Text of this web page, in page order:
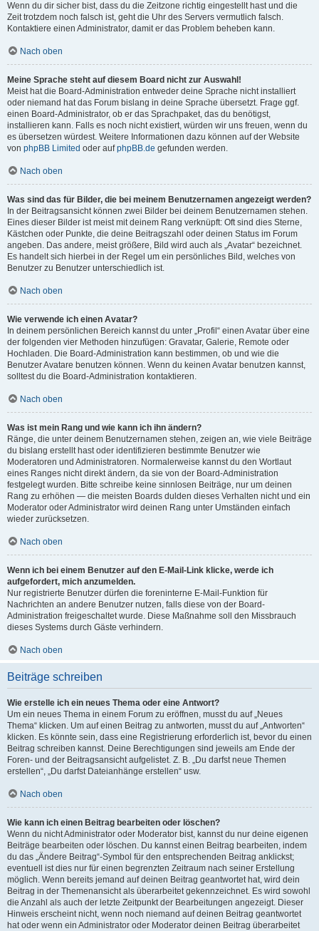
Wenn du dir sicher bist, dass du die Zeitzone richtig eingestellt hast und die
Zeit trotzdem noch falsch ist, geht die Uhr des Servers vermutlich falsch.
Kontaktiere einen Administrator, damit er das Problem beheben kann.
Nach oben
Meine Sprache steht auf diesem Board nicht zur Auswahl!
Meist hat die Board-Administration entweder deine Sprache nicht installiert
oder niemand hat das Forum bislang in deine Sprache übersetzt. Frage ggf.
einen Board-Administrator, ob er das Sprachpaket, das du benötigst,
installieren kann. Falls es noch nicht existiert, würden wir uns freuen, wenn du
es übersetzen würdest. Weitere Informationen dazu können auf der Website
von phpBB Limited oder aufphpBB.de gefunden werden.
Nach oben
Was sind das für Bilder, die bei meinem Benutzernamen angezeigt werden?
In der Beitragsansicht können zwei Bilder bei deinem Benutzernamen stehen.
Eines dieser Bilder ist meist mit deinem Rang verknüpft: Oft sind dies Sterne,
Kästchen oder Punkte, die deine Beitragszahl oder deinen Status im Forum
angeben. Das andere, meist größere, Bild wird auch als „Avatar“ bezeichnet.
Es handelt sich hierbei in der Regel um ein persönliches Bild, welches von
Benutzer zu Benutzer unterschiedlich ist.
Nach oben
Wie verwende ich einen Avatar?
In deinem persönlichen Bereich kannst du unter „Profil“ einen Avatar über eine
der folgenden vier Methoden hinzufügen: Gravatar, Galerie, Remote oder
Hochladen. Die Board-Administration kann bestimmen, ob und wie die
Benutzer Avatare benutzen können. Wenn du keinen Avatar benutzen kannst,
solltest du die Board-Administration kontaktieren.
Nach oben
Was ist mein Rang und wie kann ich ihn ändern?
Ränge, die unter deinem Benutzernamen stehen, zeigen an, wie viele Beiträge
du bislang erstellt hast oder identifizieren bestimmte Benutzer wie
Moderatoren und Administratoren. Normalerweise kannst du den Wortlaut
eines Ranges nicht direkt ändern, da sie von der Board-Administration
festgelegt wurden. Bitte schreibe keine sinnlosen Beiträge, nur um deinen
Rang zu erhöhen — die meisten Boards dulden dieses Verhalten nicht und ein
Moderator oder Administrator wird deinen Rang unter Umständen einfach
wieder zurücksetzen.
Nach oben
Wenn ich bei einem Benutzer auf den E-Mail-Link klicke, werde ich
aufgefordert, mich anzumelden.
Nur registrierte Benutzer dürfen die foreninterne E-Mail-Funktion für
Nachrichten an andere Benutzer nutzen, falls diese von der Board-
Administration freigeschaltet wurde. Diese Maßnahme soll den Missbrauch
dieses Systems durch Gäste verhindern.
Nach oben
Beiträge schreiben
Wie erstelle ich ein neues Thema oder eine Antwort?
Um ein neues Thema in einem Forum zu eröffnen, musst du auf „Neues
Thema“ klicken. Um auf einen Beitrag zu antworten, musst du auf „Antworten“
klicken. Es könnte sein, dass eine Registrierung erforderlich ist, bevor du einen
Beitrag schreiben kannst. Deine Berechtigungen sind jeweils am Ende der
Foren- und der Beitragsansicht aufgelistet. Z. B. „Du darfst neue Themen
erstellen“, „Du darfst Dateianhänge erstellen“ usw.
Nach oben
Wie kann ich einen Beitrag bearbeiten oder löschen?
Wenn du nicht Administrator oder Moderator bist, kannst du nur deine eigenen
Beiträge bearbeiten oder löschen. Du kannst einen Beitrag bearbeiten, indem
du das „Ändere Beitrag“-Symbol für den entsprechenden Beitrag anklickst;
eventuell ist dies nur für einen begrenzten Zeitraum nach seiner Erstellung
möglich. Wenn bereits jemand auf deinen Beitrag geantwortet hat, wird dein
Beitrag in der Themenansicht als überarbeitet gekennzeichnet. Es wird sowohl
die Anzahl als auch der letzte Zeitpunkt der Bearbeitungen angezeigt. Dieser
Hinweis erscheint nicht, wenn noch niemand auf deinen Beitrag geantwortet
hat oder wenn ein Administrator oder Moderator deinen Beitrag überarbeitet